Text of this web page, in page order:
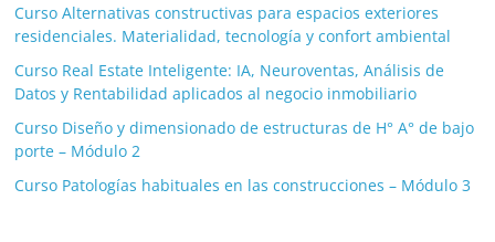
Curso Alternativas constructivas para espacios exteriores
residenciales. Materialidad, tecnología y confort ambiental
Curso Real Estate Inteligente: IA, Neuroventas, Análisis de
Datos y Rentabilidad aplicados al negocio inmobiliario
Curso Diseño y dimensionado de estructuras de H° A° de bajo
porte – Módulo 2
Curso Patologías habituales en las construcciones – Módulo 3